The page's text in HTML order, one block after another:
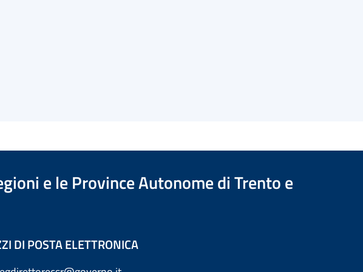
e le Province Autonome di Trento e
DI POSTA ELETTRONICA